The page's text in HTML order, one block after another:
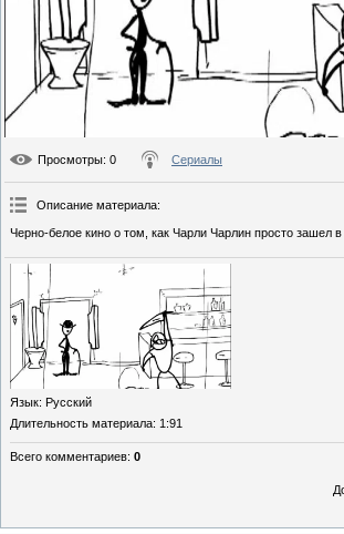
Просмотры: 0 Сериалы
Описание материала:
Черно-белое кино о том, как Чарли Чарлин просто зашел
Язык: Русский
Длительность материала: 1:91
Всего комментариев: 0